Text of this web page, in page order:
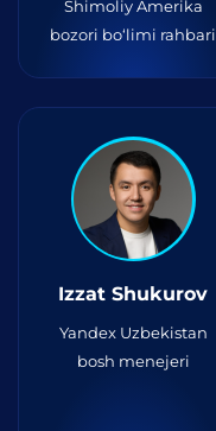
Shimoliy Amerika
bozori bo‘limi rahbari
Izzat Shukurov
Yandex Uzbekistan
bosh menejeri